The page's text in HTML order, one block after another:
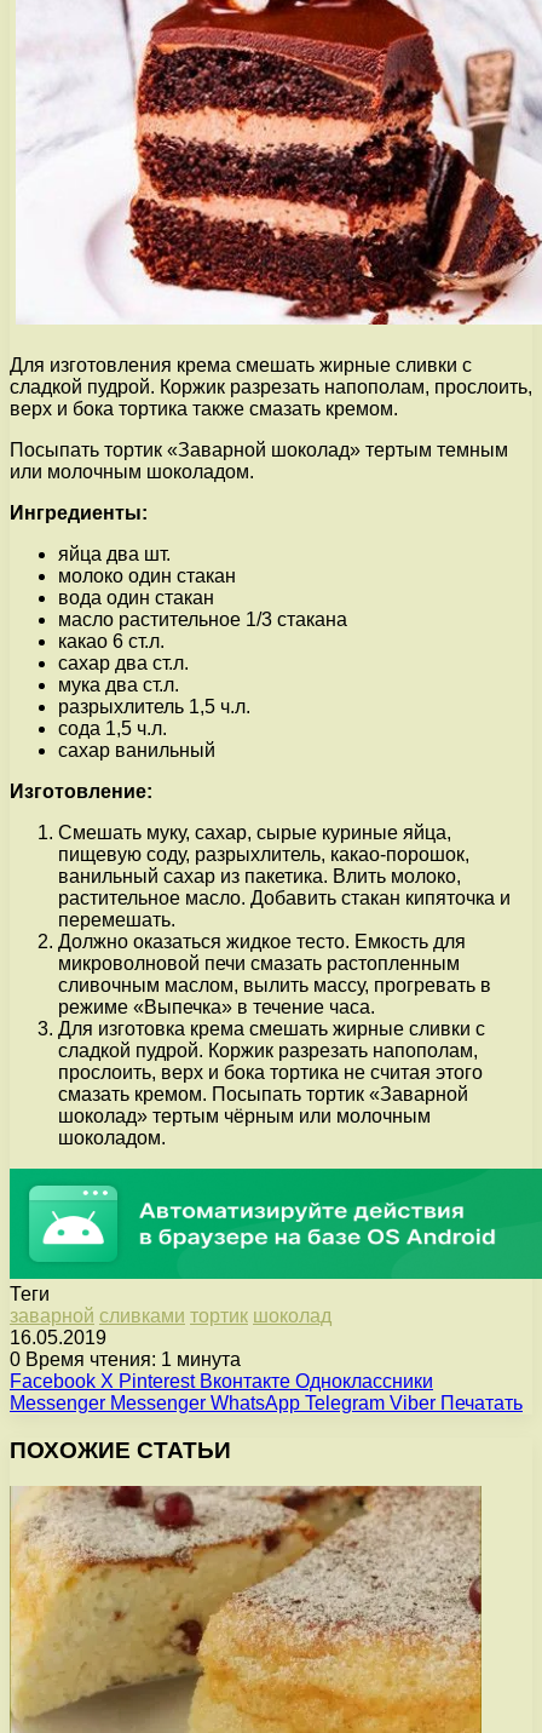
Для изготовления крема смешать жирные сливки с
сладкой пудрой. Коржик разрезать напополам, прослоить,
верх и бока тортика также смазать кремом.
Посыпать тортик «Заварной шоколад» тертым темным
или молочным шоколадом.
Ингредиенты:
яйца два шт.
молоко один стакан
вода один стакан
масло растительное 1/3 стакана
какао 6 ст.л.
сахар два ст.л.
мука два ст.л.
разрыхлитель 1,5 ч.л.
сода 1,5 ч.л.
сахар ванильный
Изготовление:
Смешать муку, сахар, сырые куриные яйца,
пищевую соду, разрыхлитель, какао-порошок,
ванильный сахар из пакетика. Влить молоко,
растительное масло. Добавить стакан кипяточка и
перемешать.
Должно оказаться жидкое тесто. Емкость для
микроволновой печи смазать растопленным
сливочным маслом, вылить массу, прогревать в
режиме «Выпечка» в течение часа.
Для изготовка крема смешать жирные сливки с
сладкой пудрой. Коржик разрезать напополам,
прослоить, верх и бока тортика не считая этого
смазать кремом. Посыпать тортик «Заварной
шоколад» тертым чёрным или молочным
шоколадом.
Теги
заварной сливками тортик шоколад
16.05.2019
0 Время чтения: 1 минута
Facebook X Pinterest Вконтакте Одноклассники
Messenger Messenger WhatsApp Telegram Viber Печатать
ПОХОЖИЕ СТАТЬИ